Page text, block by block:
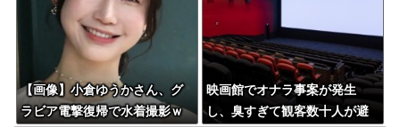
【画像】小倉ゆうかさん、グ
ラビア電撃復帰で水着撮影ｗ
映画館でオナラ事案が発生
し、臭すぎて観客数十人が避